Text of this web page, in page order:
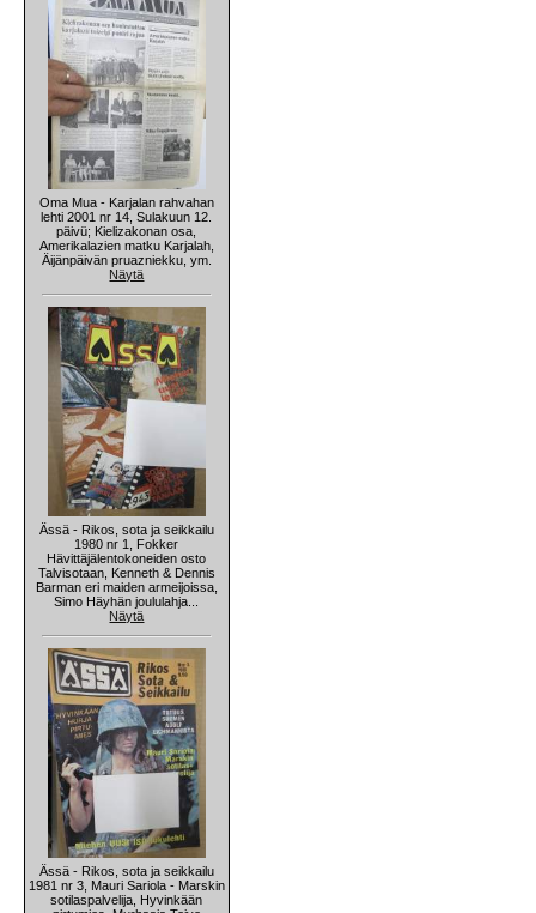
Oma Mua - Karjalan rahvahan
lehti 2001 nr 14, Sulakuun 12.
päivü; Kielizakonan osa,
Amerikalazien matku Karjalah,
Äijänpäivän pruazniekku, ym.
Näytä
Ässä - Rikos, sota ja seikkailu
1980 nr 1, Fokker
Hävittäjälentokoneiden osto
Talvisotaan, Kenneth & Dennis
Barman eri maiden armeijoissa,
Simo Häyhän joululahja...
Näytä
Ässä - Rikos, sota ja seikkailu
1981 nr 3, Mauri Sariola - Marskin
sotilaspalvelija, Hyvinkään